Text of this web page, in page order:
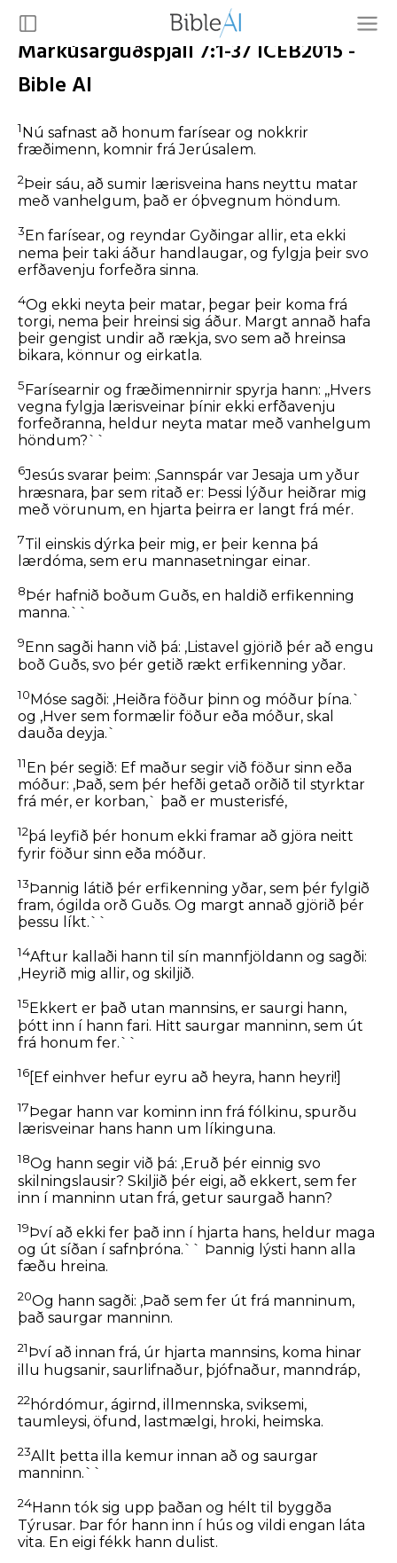
Markúsarguðspjall 7:1-37 ICEB2015 -
Bible AI
1Nú safnast að honum farísear og nokkrir
fræðimenn, komnir frá Jerúsalem.
2 Þeir sáu, að sumir lærisveina hans neyttu matar
með vanhelgum, það er óþvegnum höndum.
3 En farísear, og reyndar Gyðingar allir, eta ekki
nema þeir taki áður handlaugar, og fylgja þeir svo
erfðavenju forfeðra sinna.
4Og ekki neyta þeir matar, þegar þeir koma frá
torgi, nema þeir hreinsi sig áður. Margt annað hafa
þeir gengist undir að rækja, svo sem að hreinsa
bikara, könnur og eirkatla.
5 Farísearnir og fræðimennirnir spyrja hann: ,,Hvers
vegna fylgja lærisveinar þínir ekki erfðavenju
forfeðranna, heldur neyta matar með vanhelgum
höndum?``
6Jesús svarar þeim: ,Sannspár var Jesaja um yður
hræsnara, þar sem ritað er: Þessi lýður heiðrar mig
með vörunum, en hjarta þeirra er langt frá mér.
7Til einskis dýrka þeir mig, er þeir kenna þá
lærdóma, sem eru mannasetningar einar.
8 Þér hafnið boðum Guðs, en haldið erfikenning
manna.``
9 Enn sagði hann við þá: ,Listavel gjörið þér að engu
boð Guðs, svo þér getið rækt erfikenning yðar.
10Móse sagði: ,Heiðra föður þinn og móður þína.`
og ,Hver sem formælir föður eða móður, skal
dauða deyja.`
11 En þér segið: Ef maður segir við föður sinn eða
móður: ,Það, sem þér hefði getað orðið til styrktar
frá mér, er korban,` það er musterisfé,
12þá leyfið þér honum ekki framar að gjöra neitt
fyrir föður sinn eða móður.
13Þannig látið þér erfikenning yðar, sem þér fylgið
fram, ógilda orð Guðs. Og margt annað gjörið þér
þessu líkt.``
14Aftur kallaði hann til sín mannfjöldann og sagði:
,Heyrið mig allir, og skiljið.
15 Ekkert er það utan mannsins, er saurgi hann,
þótt inn í hann fari. Hitt saurgar manninn, sem út
frá honum fer.``
16[Ef einhver hefur eyru að heyra, hann heyri!]
17 Þegar hann var kominn inn frá fólkinu, spurðu
lærisveinar hans hann um líkinguna.
18Og hann segir við þá: ,Eruð þér einnig svo
skilningslausir? Skiljið þér eigi, að ekkert, sem fer
inn í manninn utan frá, getur saurgað hann?
19Því að ekki fer það inn í hjarta hans, heldur maga
og út síðan í safnþróna.`` Þannig lýsti hann alla
fæðu hreina.
20Og hann sagði: ,Það sem fer út frá manninum,
það saurgar manninn.
21 Því að innan frá, úr hjarta mannsins, koma hinar
illu hugsanir, saurlifnaður, þjófnaður, manndráp,
22 hórdómur, ágirnd, illmennska, sviksemi,
taumleysi, öfund, lastmælgi, hroki, heimska.
23Allt þetta illa kemur innan að og saurgar
manninn.``
24Hann tók sig upp þaðan og hélt til byggða
Týrusar. Þar fór hann inn í hús og vildi engan láta
vita. En eigi fékk hann dulist.